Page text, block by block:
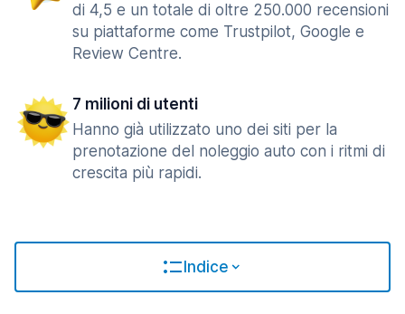
di 4,5 e un totale di oltre 250.000 recensioni
su piattaforme come Trustpilot, Google e
Review Centre.
7 milioni di utenti
Hanno già utilizzato uno dei siti per la
prenotazione del noleggio auto con i ritmi di
crescita più rapidi.
Indice